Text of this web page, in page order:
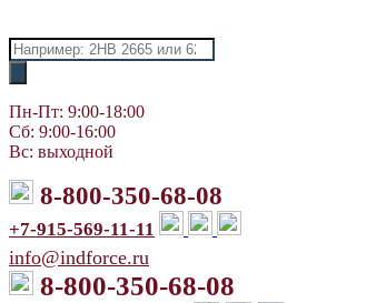
Поиск
товаров
Пн-Пт: 9:00-18:00
Сб: 9:00-16:00
Вс: выходной
8-800-350-68-08
+7-915-569-11-11
info@indforce.ru
8-800-350-68-08